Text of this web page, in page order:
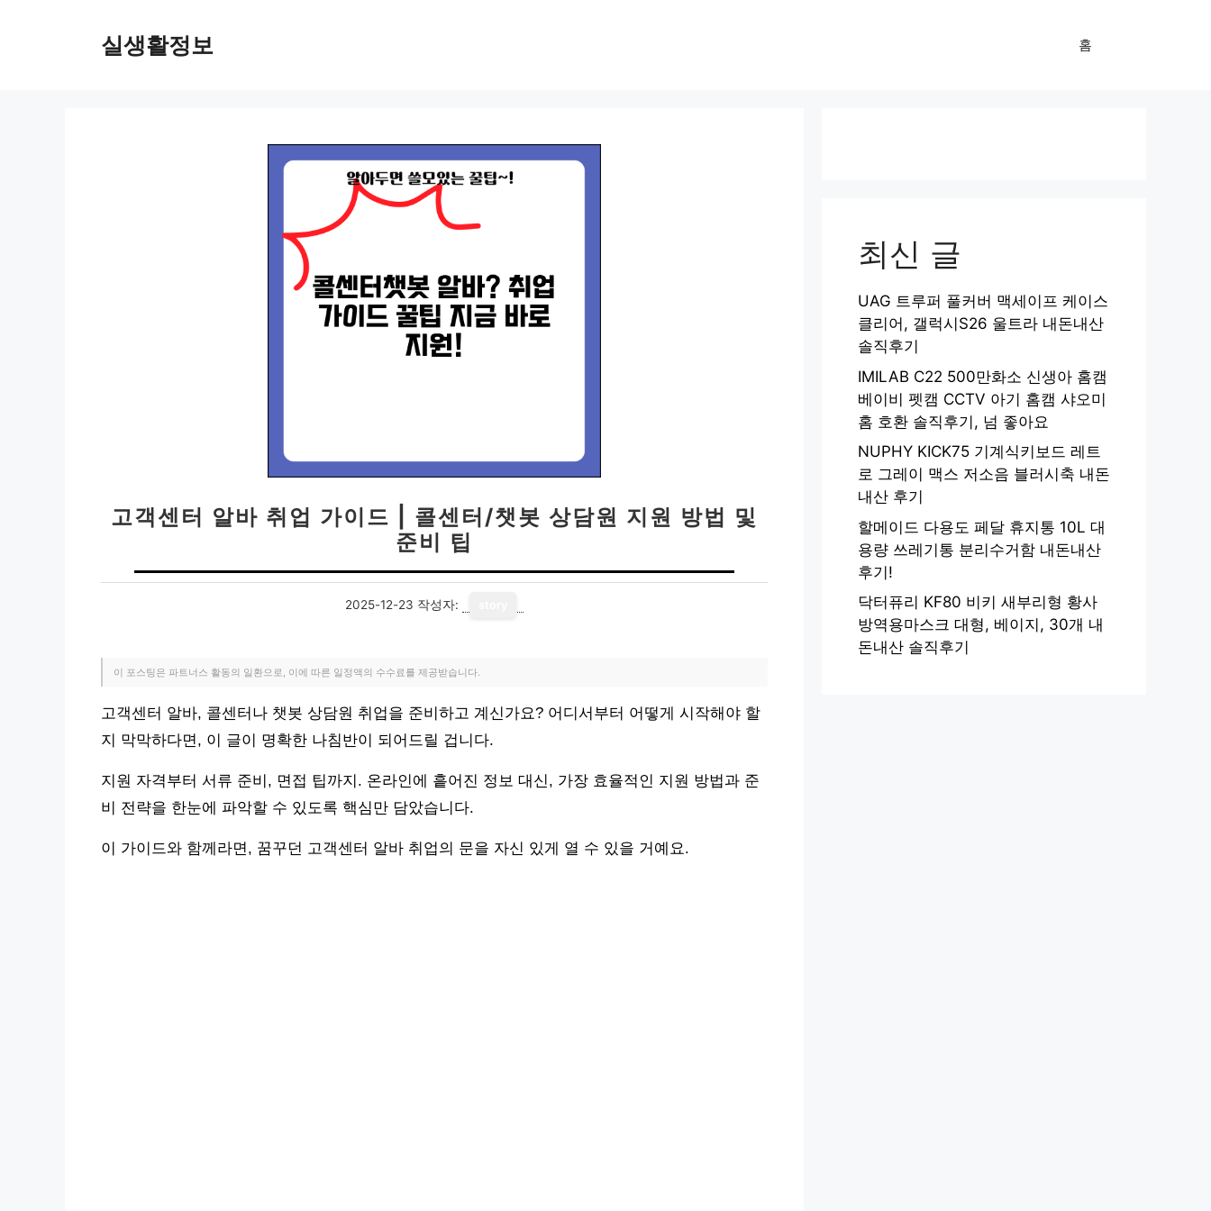
실생활정보 홈
고객센터 알바 취업 가이드 | 콜센터/챗봇 상담원 지원 방법 및
준비 팁
2025-12-23 작성자:
이 포스팅은 파트너스 활동의 일환으로, 이에 따른 일정액의 수수료를 제공받습니다.
고객센터 알바, 콜센터나 챗봇 상담원 취업을 준비하고 계신가요? 어디서부터 어떻게 시작해야 할
지 막막하다면, 이 글이 명확한 나침반이 되어드릴 겁니다.
지원 자격부터 서류 준비, 면접 팁까지. 온라인에 흩어진 정보 대신, 가장 효율적인 지원 방법과 준
비 전략을 한눈에 파악할 수 있도록 핵심만 담았습니다.
이 가이드와 함께라면, 꿈꾸던 고객센터 알바 취업의 문을 자신 있게 열 수 있을 거예요.
최신 글
UAG 트루퍼 풀커버 맥세이프 케이스
클리어, 갤럭시S26 울트라 내돈내산
솔직후기
IMILAB C22 500만화소 신생아 홈캠
베이비 펫캠 CCTV 아기 홈캠 샤오미
홈 호환 솔직후기, 넘 좋아요
NUPHY KICK75 기계식키보드 레트
로 그레이 맥스 저소음 블러시축 내돈
내산 후기
할메이드 다용도 페달 휴지통 10L 대
용량 쓰레기통 분리수거함 내돈내산
후기!
닥터퓨리 KF80 비키 새부리형 황사
방역용마스크 대형, 베이지, 30개 내
돈내산 솔직후기